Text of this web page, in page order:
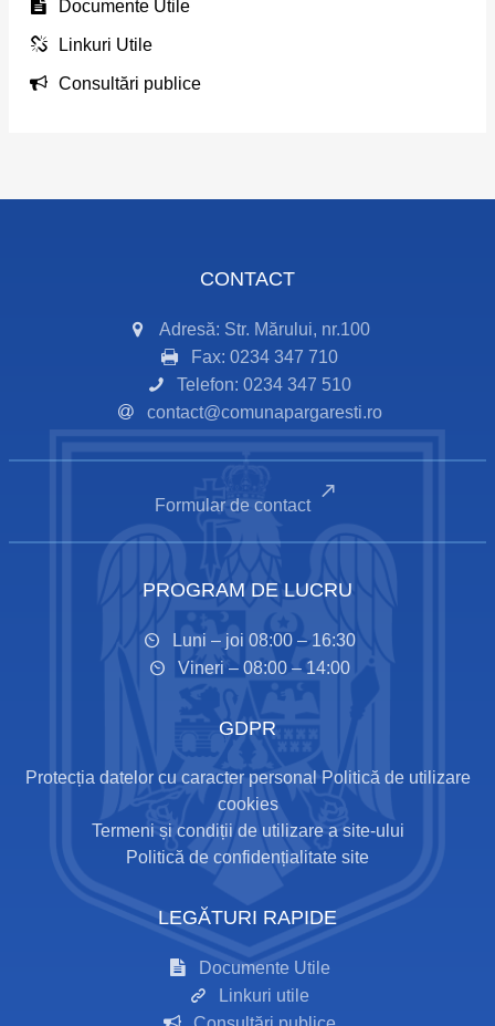
Documente Utile
Linkuri Utile
Consultări publice
CONTACT
Adresă: Str. Mărului, nr.100
Fax: 0234 347 710
Telefon: 0234 347 510
contact@comunapargaresti.ro
Formular de contact
PROGRAM DE LUCRU
Luni – joi 08:00 – 16:30
Vineri – 08:00 – 14:00
GDPR
Protecția datelor cu caracter personal
Politică de utilizare
cookies
Termeni și condiții de utilizare a site-ului
Politică de confidențialitate site
LEGĂTURI RAPIDE
Documente Utile
Linkuri utile